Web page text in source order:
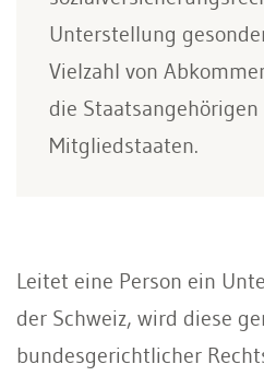
Unterstellung
Vielzahl von
die
Mitgliedstaaten.
Leitet eine Person ein
der Schweiz, wird diese
bundesgerichtlicher